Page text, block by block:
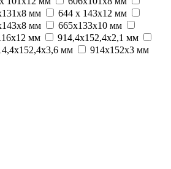
мм
644 x 143x12 мм
мм
665x133x10 мм
мм
914,4x152,4x2,1 мм
мм
914x152x3 мм